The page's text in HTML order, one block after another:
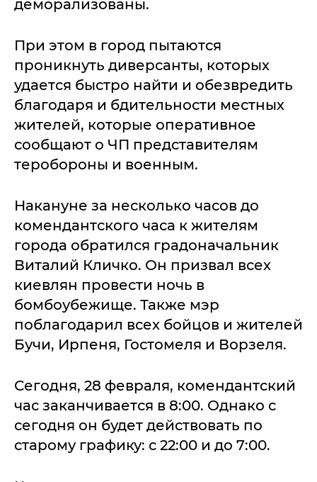
деморализованы.
При этом в город пытаются
проникнуть диверсанты, которых
удается быстро найти и обезвредить
благодаря и бдительности местных
жителей, которые оперативное
сообщают о ЧП представителям
теробороны и военным.
Накануне за несколько часов до
комендантского часа к жителям
города обратился градоначальник
Виталий Кличко. Он призвал всех
киевлян провести ночь в
бомбоубежище. Также мэр
поблагодарил всех бойцов и жителей
Бучи, Ирпеня, Гостомеля и Ворзеля.
Сегодня, 28 февраля, комендантский
час заканчивается в 8:00. Однако с
сегодня он будет действовать по
старому графику: с 22:00 и до 7:00.